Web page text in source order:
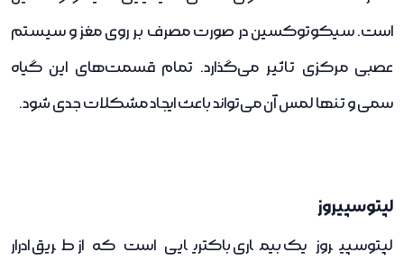
است. سیکوتوکسین در صورت مصرف بر روی مغز و سیستم
عصبی مرکزی تاثیر می‌گذارد. تمام قسمت‌های این گیاه
سمی و تنها لمس آن می‌تواند باعث ایجاد مشکلات جدی شود.
لپتوسپیروز
لپتوسپیروز یک بیماری باکتریایی است که از طریق ادرار